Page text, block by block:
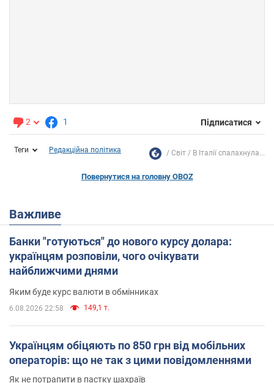
2 1 Підписатися
Теги Редакційна політика Світ В Італії спалахнула...
Повернутися на головну OBOZ
Важливе
Банки "готуються" до нового курсу долара:
українцям розповіли, чого очікувати
найближчими днями
Яким буде курс валюти в обмінниках
6.08.2026 22:58 149,1 т.
Українцям обіцяють по 850 грн від мобільних
операторів: що не так з цими повідомленнями
Як не потрапити в пастку шахраїв